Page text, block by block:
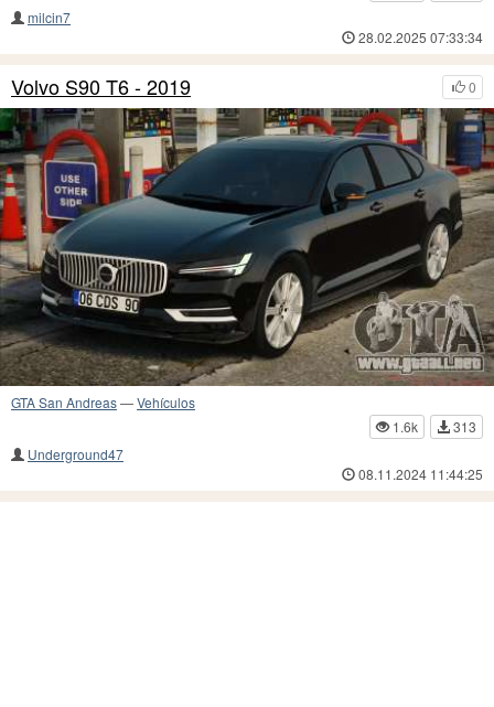
milcin7
28.02.2025 07:33:34
0
Volvo S90 T6 - 2019
GTA San Andreas—Vehículos
1.6k
313
Underground47
08.11.2024 11:44:25